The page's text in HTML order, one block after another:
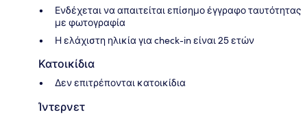
Ενδέχεται να απαιτείται επίσημο έγγραφο ταυτότητας
με φωτογραφία
Η ελάχιστη ηλικία για check-in είναι 25 ετών
Κατοικίδια
Δεν επιτρέπονται κατοικίδια
Ίντερνετ